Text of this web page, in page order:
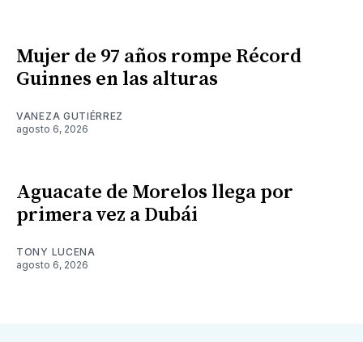
Mujer de 97 años rompe Récord
Guinnes en las alturas
VANEZA GUTIÉRREZ
agosto 6, 2026
Aguacate de Morelos llega por
primera vez a Dubái
TONY LUCENA
agosto 6, 2026